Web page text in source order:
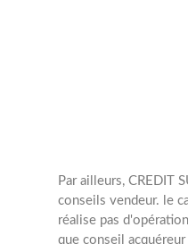
Par ailleurs, CREDIT
conseils vendeur. le
réalise pas
que conseil